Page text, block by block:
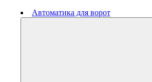
Автоматика для ворот